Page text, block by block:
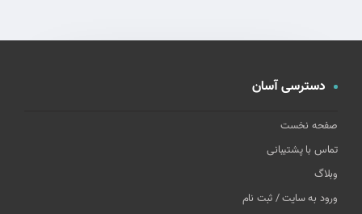
دسترسی آسان
صفحه نخست
تماس با پشتیبانی
وبلاگ
ورود به سایت / ثبت نام